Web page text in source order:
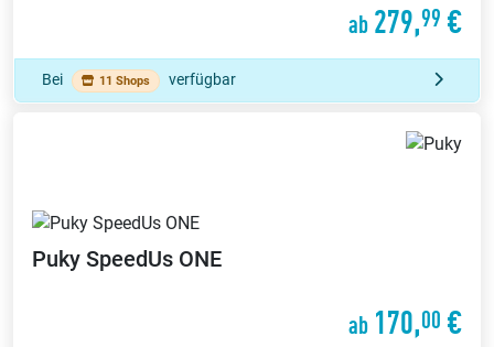
ab 279,99 €
Bei 11 Shops verfügbar
Puky SpeedUs ONE
ab 170,00 €